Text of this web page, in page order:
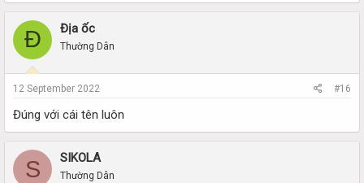
Đ Địa ốc
Thường Dân
12 September 2022 #16
Đúng với cái tên luôn
S SIKOLA
Thường Dân